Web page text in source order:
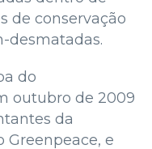
de conservação
desmatadas.
do
outubro de 2009
da
Greenpeace, e